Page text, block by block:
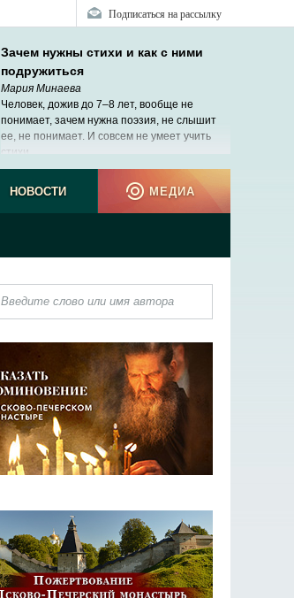
Подписаться на рассылку
Зачем нужны стихи и как с ними
подружиться
Мария Минаева
Человек, дожив до 7–8 лет, вообще не
понимает, зачем нужна поэзия, не слышит
ее, не понимает. И совсем не умеет учить
стихи.
НОВОСТИ МЕДИА